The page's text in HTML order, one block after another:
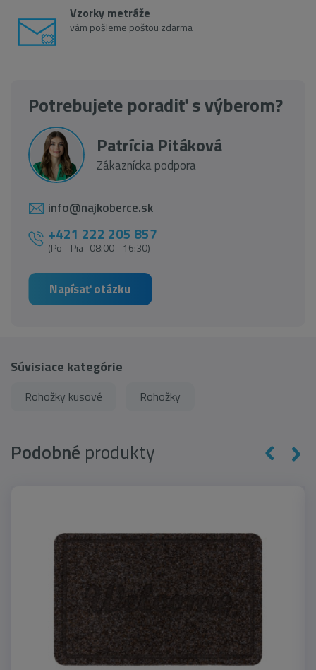
Vzorky metráže
vám pošleme poštou zdarma
Potrebujete poradiť s výberom?
Patrícia Pitáková
Zákaznícka podpora
info@najkoberce.sk
+421 222 205 857
(Po - Pia 08:00 - 16:30)
Napísať otázku
Súvisiace kategórie
Rohožky kusové Rohožky
Podobné produkty